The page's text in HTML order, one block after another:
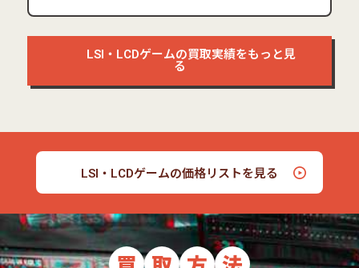
LSI・LCDゲームの買取実績をもっと見
る
LSI・LCDゲームの価格リストを見る